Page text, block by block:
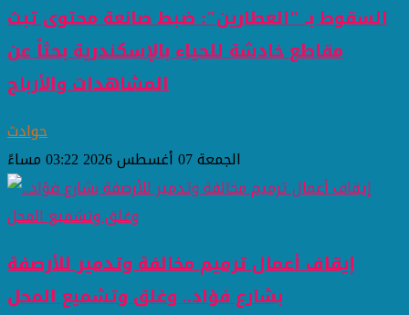
السقوط بـ "العطارين": ضبط صانعة محتوى تبث
مقاطع خادشة للحياء بالإسكندرية بحثاً عن
المشاهدات والأرباح
حوادث
الجمعة 07 أغسطس 2026 03:22 مساءً
إيقاف أعمال ترميم مخالفة وتدمير للأرصفة
بشارع فؤاد.. وغلق وتشميع المحل